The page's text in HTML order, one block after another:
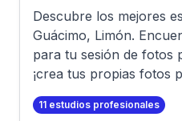
Descubre los mejores
Guácimo, Limón.
para tu sesión de fotos
¡crea tus propias fotos
11 estudios profesionales